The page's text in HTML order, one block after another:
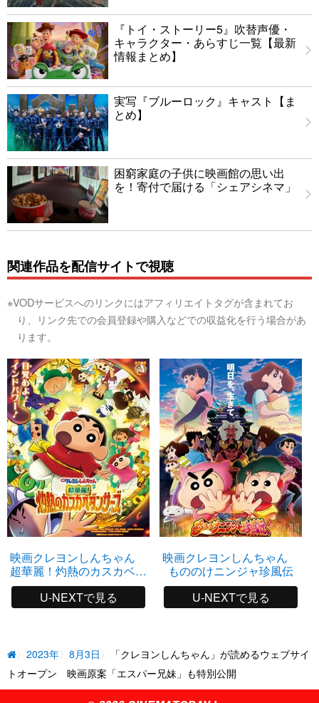
『トイ・ストーリー5』吹替声優・
キャラクター・あらすじ一覧【最新
情報まとめ】
実写『ブルーロック』キャスト【ま
とめ】
困窮家庭の子供に映画館の思い出
を！寄付で届ける「シェアシネマ」
関連作品を配信サイトで視聴
※VODサービスへのリンクにはアフィリエイトタグが含まれてお
り、リンク先での会員登録や購入などでの収益化を行う場合があ
ります。
映画クレヨンしんちゃん
超華麗！灼熱のカスカベダ
ンサーズ
U-NEXTで見る
映画クレヨンしんちゃん
もののけニンジャ珍風伝
U-NEXTで見る
2023年 8月3日
「クレヨンしんちゃん」が読めるウェブサイ
トオープン 映画原案「エスパー兄妹」も特別公開